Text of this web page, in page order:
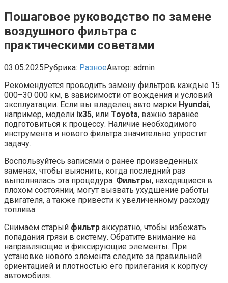
Пошаговое руководство по замене
воздушного фильтра с
практическими советами
03.05.2025Рубрика: РазноеАвтор: admin
Рекомендуется проводить замену фильтров каждые 15
000–30 000 км, в зависимости от вождения и условий
эксплуатации. Если вы владелец авто марки Hyundai,
например, модели ix35, или Toyota, важно заранее
подготовиться к процессу. Наличие необходимого
инструмента и нового фильтра значительно упростит
задачу.
Воспользуйтесь записями о ранее произведенных
заменах, чтобы выяснить, когда последний раз
выполнялась эта процедура. Фильтры, находящиеся в
плохом состоянии, могут вызвать ухудшение работы
двигателя, а также привести к увеличенному расходу
топлива.
Снимаем старый фильтр аккуратно, чтобы избежать
попадания грязи в систему. Обратите внимание на
направляющие и фиксирующие элементы. При
установке нового элемента следите за правильной
ориентацией и плотностью его прилегания к корпусу
автомобиля.